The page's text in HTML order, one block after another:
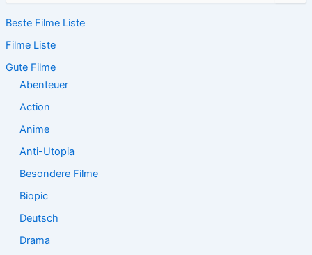
h
n
n
Beste Filme Liste
Filme Liste
Gute Filme
Abenteuer
Action
Anime
Anti-Utopia
Besondere Filme
Biopic
Deutsch
Drama